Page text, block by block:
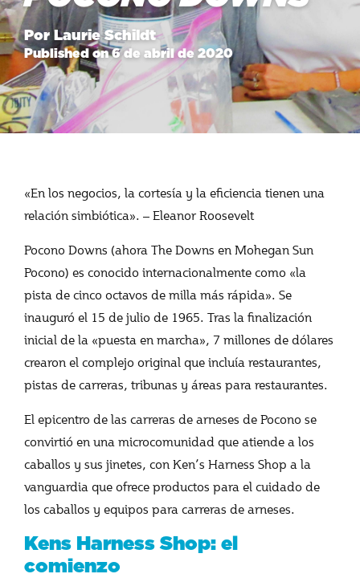
Por Laurie Schildt
Published on 6 de abril de 2020
«En los negocios, la cortesía y la eficiencia tienen una
relación simbiótica». – Eleanor Roosevelt
Pocono Downs (ahora The Downs en Mohegan Sun
Pocono) es conocido internacionalmente como «la
pista de cinco octavos de milla más rápida». Se
inauguró el 15 de julio de 1965. Tras la finalización
inicial de la «puesta en marcha», 7 millones de dólares
crearon el complejo original que incluía restaurantes,
pistas de carreras, tribunas y áreas para restaurantes.
El epicentro de las carreras de arneses de Pocono se
convirtió en una microcomunidad que atiende a los
caballos y sus jinetes, con Ken’s Harness Shop a la
vanguardia que ofrece productos para el cuidado de
los caballos y equipos para carreras de arneses.
Kens Harness Shop: el
comienzo